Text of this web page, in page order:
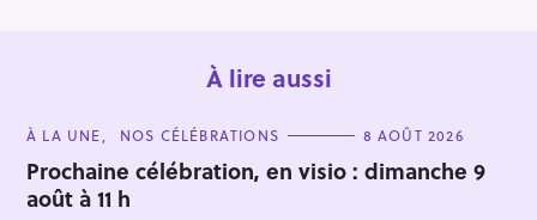
À lire aussi
C
T
E
G
O
À LA UNE NOS CÉLÉBRATIONS 8 AOÛT 2026
Prochaine célébration, en visio : dimanche 9
août à 11 h